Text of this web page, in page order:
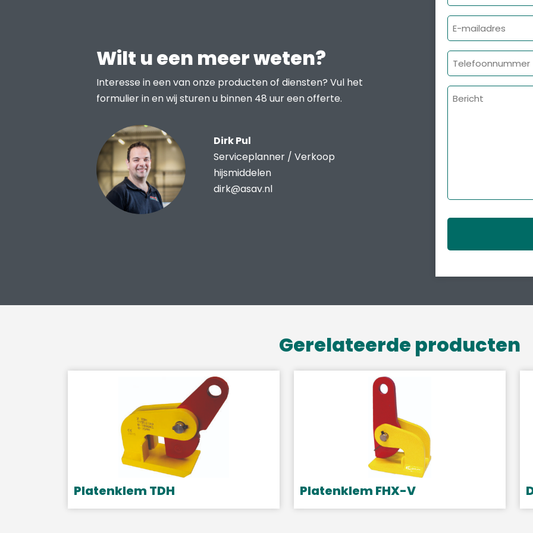
Wilt u een meer weten?
Interesse in een van onze producten of diensten? Vul het
formulier in en wij sturen u binnen 48 uur een offerte.
Dirk Pul
Serviceplanner / Verkoop
hijsmiddelen
dirk@asav.nl
E-
mailadres
Bericht
Gerelateerde producten
Platenklem TDH
Dit
Platenklem FHX-V
Dit